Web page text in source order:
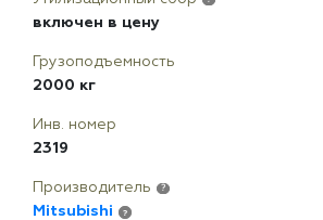
включен в цену
Грузоподъемность
2000 кг
Инв. номер
2319
Производитель ?
Mitsubishi ?